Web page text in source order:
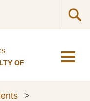
OF
>